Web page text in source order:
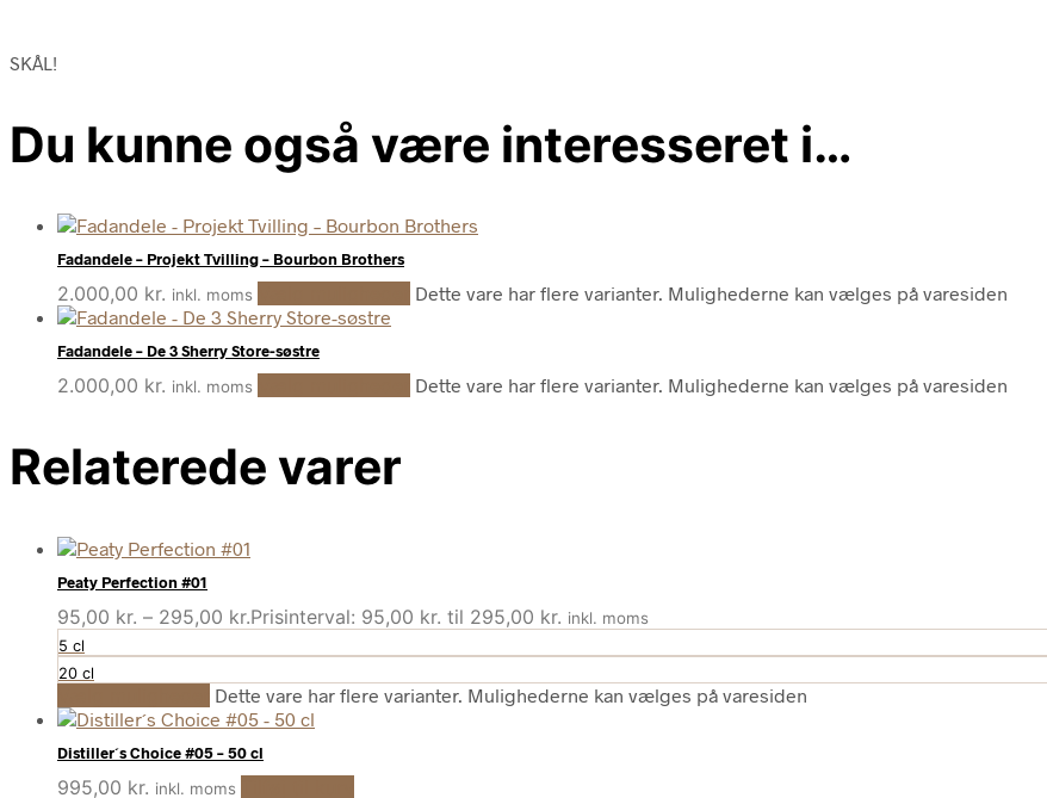
SKÅL!
Du kunne også være interesseret i…
Fadandele – Projekt Tvilling – Bourbon Brothers
2.000,00 kr. inkl. moms Dette vare har flere varianter. Mulighederne kan vælges på varesiden
Fadandele – De 3 Sherry Store-søstre
2.000,00 kr. inkl. moms Dette vare har flere varianter. Mulighederne kan vælges på varesiden
Relaterede varer
Peaty Perfection #01
95,00 kr. – 295,00 kr.Prisinterval: 95,00 kr. til 295,00 kr. inkl. moms
5 cl
20 cl
Dette vare har flere varianter. Mulighederne kan vælges på varesiden
Distiller´s Choice #05 – 50 cl
995,00 kr. inkl. moms